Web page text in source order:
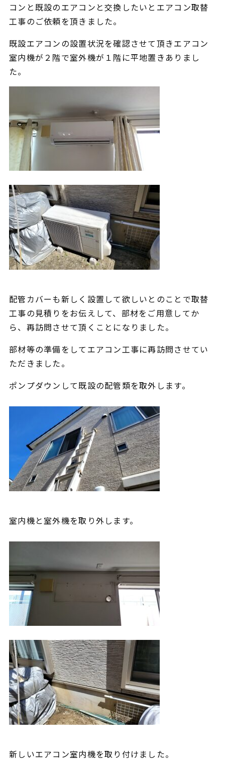
コンと既設のエアコンと交換したいとエアコン取替
工事のご依頼を頂きました。
既設エアコンの設置状況を確認させて頂きエアコン
室内機が２階で室外機が１階に平地置きありまし
た。
配管カバーも新しく設置して欲しいとのことで取替
工事の見積りをお伝えして、部材をご用意してか
ら、再訪問させて頂くことになりました。
部材等の準備をしてエアコン工事に再訪問させてい
ただきました。
ポンプダウンして既設の配管類を取外します。
室内機と室外機を取り外します。
新しいエアコン室内機を取り付けました。